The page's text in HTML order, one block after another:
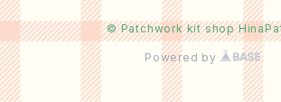
オリジナル布
その他国産ファブリック
Kei Fabric
オリジナル布
カットクロスセット
© Patchwork kit shop
Powered by